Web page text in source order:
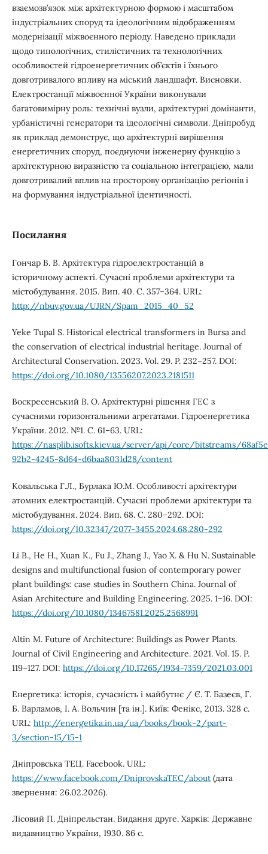
взаємозв’язок між архітектурною формою і масштабом
індустріальних споруд та ідеологічним відображенням
модернізації міжвоєнного періоду. Наведено приклади
щодо типологічних, стилістичних та технологічних
особливостей гідроенергетичних об’єктів і їхнього
довготривалого впливу на міський ландшафт. Висновки.
Електростанції міжвоєнної України виконували
багатовимірну роль: технічні вузли, архітектурні домінанти,
урбаністичні генератори та ідеологічні символи. Дніпробуд
як приклад демонструє, що архітектурні вирішення
енергетичних споруд, поєднуючи інженерну функцію з
архітектурною виразністю та соціальною інтеграцією, мали
довготривалий вплив на просторову організацію регіонів і
на формування індустріальної ідентичності.
Посилання
Гончар В. В. Архітектура гідроелектростанцій в
історичному аспекті. Сучасні проблеми архітектури та
містобудування. 2015. Вип. 40. С. 357–364. URL:
http://nbuv.gov.ua/UJRN/Spam_2015_40_52
Yeke Tupal S. Historical electrical transformers in Bursa and
the conservation of electrical industrial heritage. Journal of
Architectural Conservation. 2023. Vol. 29. P. 232–257. DOI:
https://doi.org/10.1080/13556207.2023.2181511
Воскресенський В. О. Архітектурні рішення ГЕС з
сучасними горизонтальними агрегатами. Гідроенергетика
України. 2012. №1. С. 61–63. URL:
https://nasplib.isofts.kiev.ua/server/api/core/bitstreams/
92b2-4245-8d64-d6baa8031d28/content
Ковальська Г.Л., Бурлака Ю.М. Особливості архітектури
атомних електростанцій. Сучасні проблеми архітектури та
містобудування. 2024. Вип. 68. С. 280–292. DOI:
https://doi.org/10.32347/2077-3455.2024.68.280-292
Li B., He H., Xuan K., Fu J., Zhang J., Yao X. & Hu N. Sustainable
designs and multifunctional fusion of contemporary power
plant buildings: case studies in Southern China. Journal of
Asian Architecture and Building Engineering. 2025. 1–16. DOI:
https://doi.org/10.1080/13467581.2025.2568991
Altin M. Future of Architecture: Buildings as Power Plants.
Journal of Civil Engineering and Architecture. 2021. Vol. 15. P.
119–127. DOI: https://doi.org/10.17265/1934-7359/2021.03.001
Енергетика: історія, сучасність і майбутнє / Є. Т. Базеєв, Г.
Б. Варламов, І. А. Вольчин [та ін.]. Київ: Фенікс, 2013. 328 с.
URL: http://energetika.in.ua/ua/books/book-2/part-
3/section-15/15-1
Дніпровська ТЕЦ. Facebook. URL:
https://www.facebook.com/DniprovskaTEC/about(дата
звернення: 26.02.2026).
Лісовий П. Дніпрельстан. Видання друге. Харків: Державне
видавництво України, 1930. 86 c.